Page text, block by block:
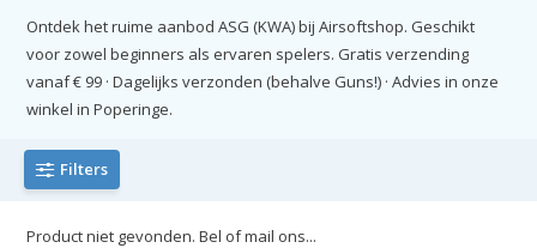
Ontdek het ruime aanbod ASG (KWA) bij Airsoftshop. Geschikt
voor zowel beginners als ervaren spelers. Gratis verzending
vanaf € 99 · Dagelijks verzonden (behalve Guns!) · Advies in onze
winkel in Poperinge.
Filters
Product niet gevonden. Bel of mail ons...